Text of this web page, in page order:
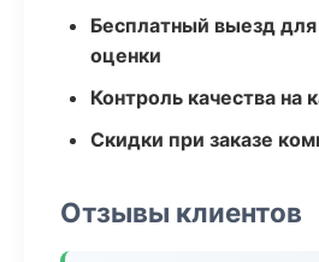
Бесплатный выезд
оценки
Контроль качества на
Скидки при заказе
Отзывы клиентов